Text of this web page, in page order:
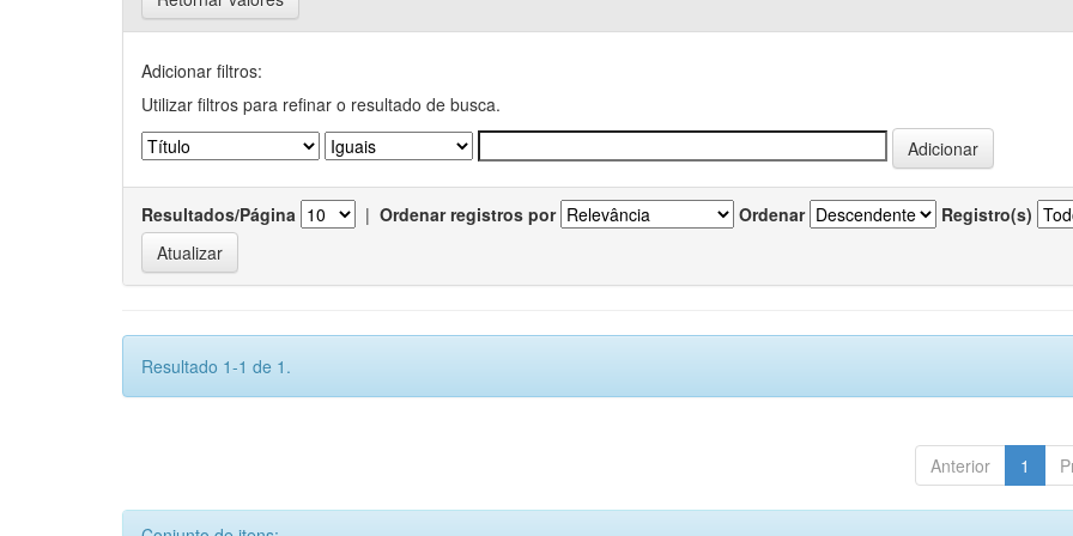
Adicionar filtros:
Utilizar filtros para refinar o resultado de busca.
Resultados/Página | Ordenar registros por Ordenar Registro(s)
Resultado 1-1 de 1.
Anterior 1